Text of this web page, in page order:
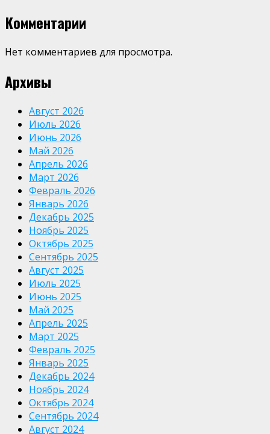
Комментарии
Нет комментариев для просмотра.
Архивы
Август 2026
Июль 2026
Июнь 2026
Май 2026
Апрель 2026
Март 2026
Февраль 2026
Январь 2026
Декабрь 2025
Ноябрь 2025
Октябрь 2025
Сентябрь 2025
Август 2025
Июль 2025
Июнь 2025
Май 2025
Апрель 2025
Март 2025
Февраль 2025
Январь 2025
Декабрь 2024
Ноябрь 2024
Октябрь 2024
Сентябрь 2024
Август 2024